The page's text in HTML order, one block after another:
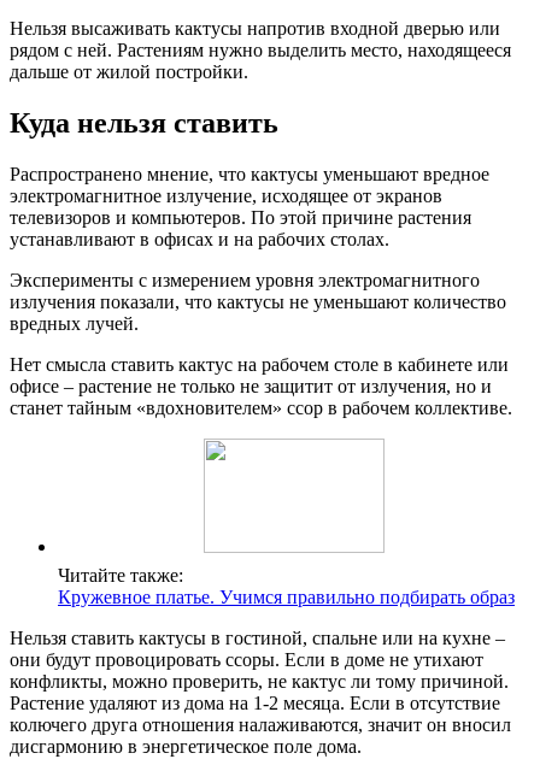
Нельзя высаживать кактусы напротив входной дверью или
рядом с ней. Растениям нужно выделить место, находящееся
дальше от жилой постройки.
Куда нельзя ставить
Распространено мнение, что кактусы уменьшают вредное
электромагнитное излучение, исходящее от экранов
телевизоров и компьютеров. По этой причине растения
устанавливают в офисах и на рабочих столах.
Эксперименты с измерением уровня электромагнитного
излучения показали, что кактусы не уменьшают количество
вредных лучей.
Нет смысла ставить кактус на рабочем столе в кабинете или
офисе – растение не только не защитит от излучения, но и
станет тайным «вдохновителем» ссор в рабочем коллективе.
Читайте также:
Кружевное платье. Учимся правильно подбирать образ
Нельзя ставить кактусы в гостиной, спальне или на кухне –
они будут провоцировать ссоры. Если в доме не утихают
конфликты, можно проверить, не кактус ли тому причиной.
Растение удаляют из дома на 1-2 месяца. Если в отсутствие
колючего друга отношения налаживаются, значит он вносил
дисгармонию в энергетическое поле дома.